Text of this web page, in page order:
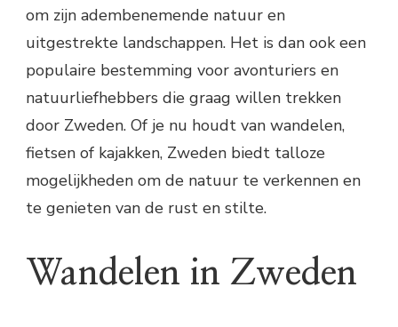
om zijn adembenemende natuur en
uitgestrekte landschappen. Het is dan ook een
populaire bestemming voor avonturiers en
natuurliefhebbers die graag willen trekken
door Zweden. Of je nu houdt van wandelen,
fietsen of kajakken, Zweden biedt talloze
mogelijkheden om de natuur te verkennen en
te genieten van de rust en stilte.
Wandelen in Zweden